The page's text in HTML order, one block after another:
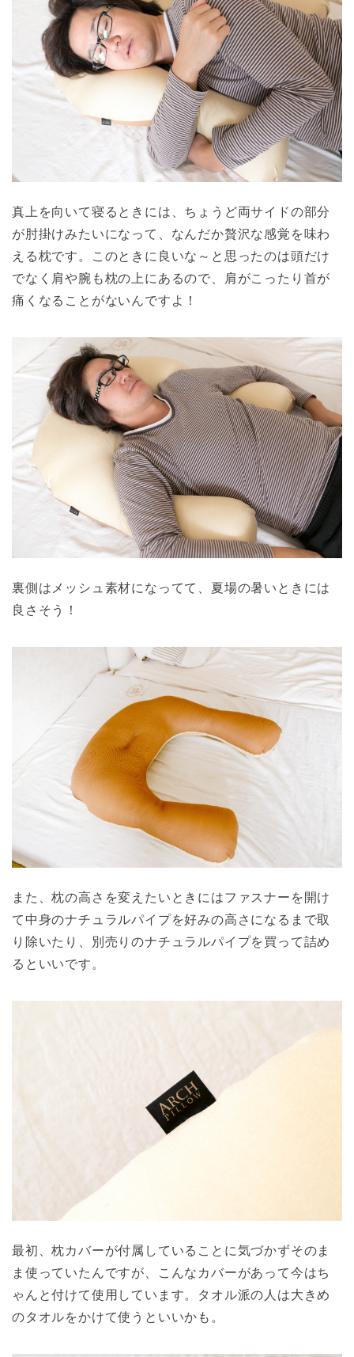
真上を向いて寝るときには、ちょうど両サイドの部分
が肘掛けみたいになって、なんだか贅沢な感覚を味わ
える枕です。このときに良いな～と思ったのは頭だけ
でなく肩や腕も枕の上にあるので、肩がこったり首が
痛くなることがないんですよ！
裏側はメッシュ素材になってて、夏場の暑いときには
良さそう！
また、枕の高さを変えたいときにはファスナーを開け
て中身のナチュラルパイプを好みの高さになるまで取
り除いたり、別売りのナチュラルパイプを買って詰め
るといいです。
最初、枕カバーが付属していることに気づかずそのま
ま使っていたんですが、こんなカバーがあって今はち
ゃんと付けて使用しています。タオル派の人は大きめ
のタオルをかけて使うといいかも。